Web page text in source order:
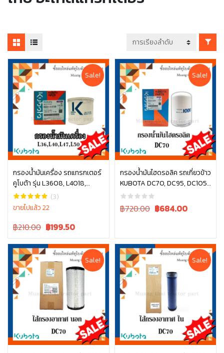
Sale!
กรองน้ำมันเครื่อง รถแทรกเตอร์
คูโบต้า รุ่น L3608, L4018,
L4508, L4708, L5018, M6040
, W9501-31070B
(3)
ขายไปแล้ว 22
Original
was:
฿210.00.
฿210.00 Current
is:
฿210.00.
฿199.50
หยิบใส่ตะกร้า
Sale!
กรองน้ำมันไฮดรอลิค รถเกี่ยวข้าว
KUBOTA DC70, DC95, DC105
รหัส W9503-35251
Original
฿720.00 Current
฿684.00
หยิบใส่ตะกร้า
Sale! Sale!